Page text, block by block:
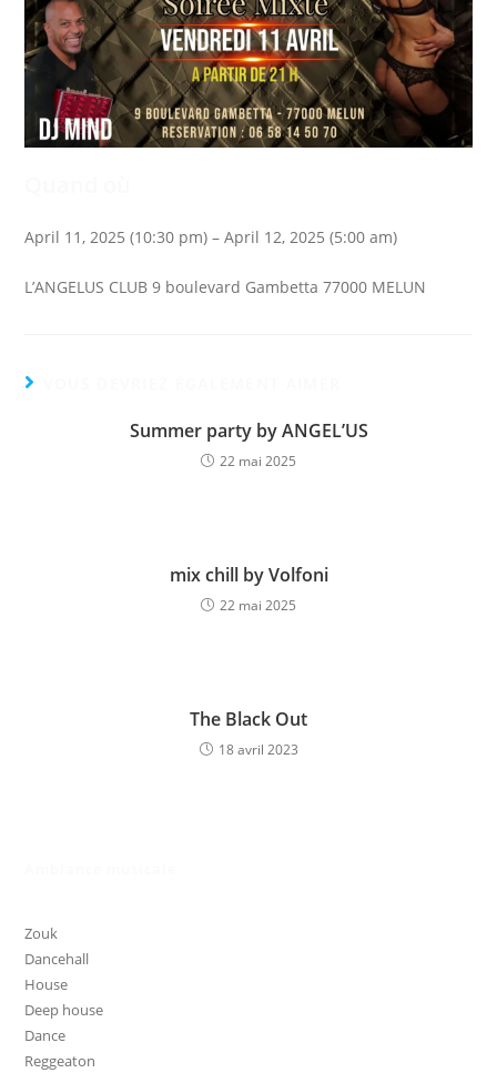
April 11, 2025 (10:30 pm) – April 12, 2025 (5:00 am)
L’ANGELUS CLUB 9 boulevard Gambetta 77000 MELUN
Summer party by ANGEL’US
22 mai 2025
mix chill by Volfoni
22 mai 2025
The Black Out
18 avril 2023
Zouk
Dancehall
House
Deep house
Dance
Reggeaton